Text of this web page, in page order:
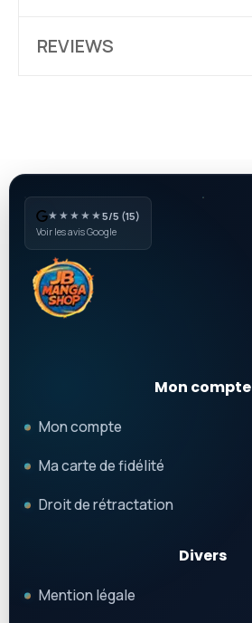
REVIEWS
★★★★★5/5 (15)
Voir les avis Google
Mon compte
Mon compte
Ma carte de fidélité
Droit de rétractation
Divers
Mention légale